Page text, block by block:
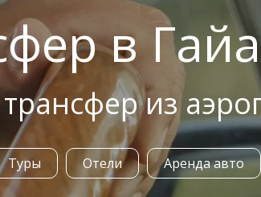
в
из
Туры Отели Аренда авто